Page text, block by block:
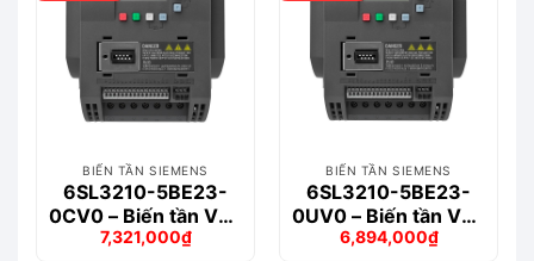
BIẾN TẦN SIEMENS
6SL3210-5BE23-
0CV0 – Biến tần V20
3-phase 3.0kW
Giá
7,321,000₫
Giá
BIẾN TẦN SIEMENS
6SL3210-5BE23-
0UV0 – Biến tần V20
3-phase 3.0kW
Giá
6,894,000₫
Giá